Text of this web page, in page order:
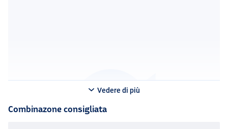
Vedere di più
Combinazone consigliata